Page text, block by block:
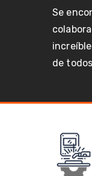
Se
de